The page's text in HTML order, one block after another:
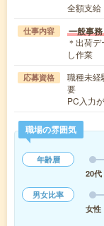
全額支給
仕事内容 一般事務
＊出荷
し作業
応募資格
職種未経
要
PC入力
職場の雰囲気
年齢層
20代
男女比率
女性